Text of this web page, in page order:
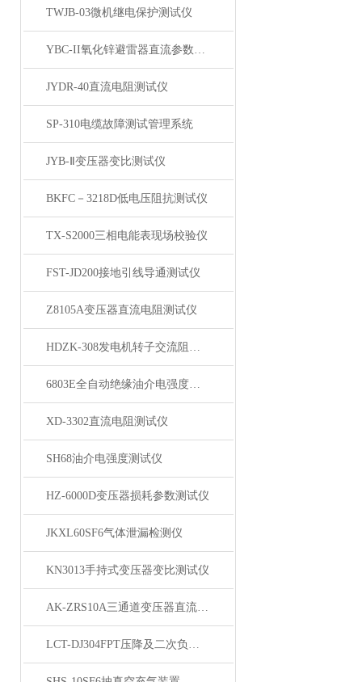
TWJB-03微机继电保护测试仪
YBC-II氧化锌避雷器直流参数测试仪
JYDR-40直流电阻测试仪
SP-310电缆故障测试管理系统
JYB-Ⅱ变压器变比测试仪
BKFC－3218D低电压阻抗测试仪
TX-S2000三相电能表现场校验仪
FST-JD200接地引线导通测试仪
Z8105A变压器直流电阻测试仪
HDZK-308发电机转子交流阻抗测试仪
6803E全自动绝缘油介电强度测试仪
XD-3302直流电阻测试仪
SH68油介电强度测试仪
HZ-6000D变压器损耗参数测试仪
JKXL60SF6气体泄漏检测仪
KN3013手持式变压器变比测试仪
AK-ZRS10A三通道变压器直流电阻测试仪
LCT-DJ304FPT压降及二次负荷测试仪